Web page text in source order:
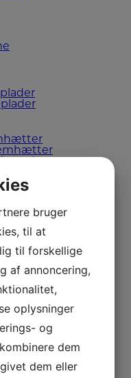
bruger
til at
til forskellige
af annoncering,
oplysninger
og
dem
dem eller